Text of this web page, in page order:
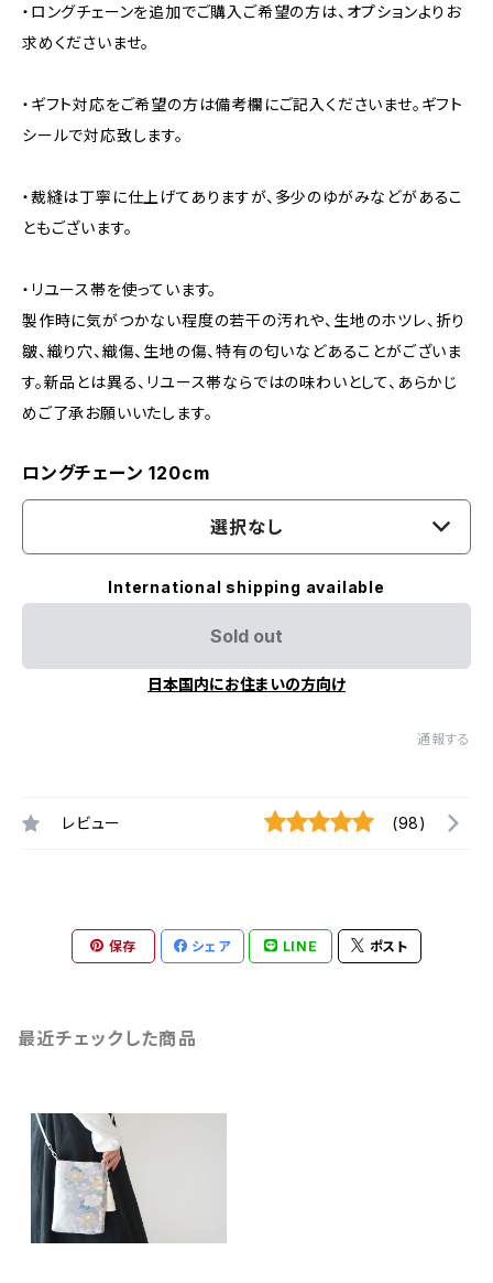
・ロングチェーンを追加でご購入ご希望の方は、オプションよりお
求めくださいませ。
・ギフト対応をご希望の方は備考欄にご記入くださいませ。ギフト
シールで対応致します。
・裁縫は丁寧に仕上げてありますが、多少のゆがみなどがあるこ
ともございます。
・リユース帯を使っています。
製作時に気がつかない程度の若干の汚れや、生地のホツレ、折り
皺、織り穴、織傷、生地の傷、特有の匂いなどあることがございま
す。新品とは異る、リユース帯ならではの味わいとして、あらかじ
めご了承お願いいたします。
ロングチェーン 120cm
選択なし
International shipping available
Sold out
日本国内にお住まいの方向け
通報する
レビュー (98)
保存 シェア LINE ポスト
最近チェックした商品